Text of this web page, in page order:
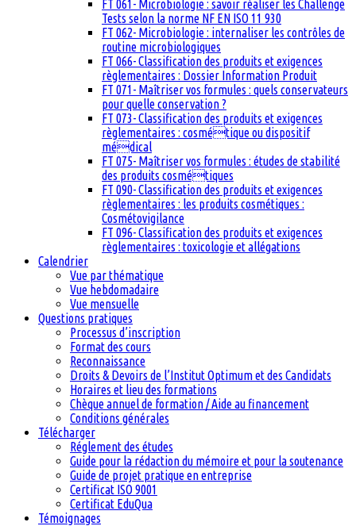
FT 061- Microbiologie : savoir réaliser les Challenge
Tests selon la norme NF EN ISO 11 930
FT 062- Microbiologie : internaliser les contrôles de
routine microbiologiques
FT 066- Classification des produits et exigences
règlementaires : Dossier Information Produit
FT 071- Maîtriser vos formules : quels conservateurs
pour quelle conservation ?
FT 073- Classification des produits et exigences
règlementaires : cosmétique ou dispositif
médical
FT 075- Maîtriser vos formules : études de stabilité
des produits cosmétiques
FT 090- Classification des produits et exigences
règlementaires : les produits cosmétiques :
Cosmétovigilance
FT 096- Classification des produits et exigences
règlementaires : toxicologie et allégations
Calendrier
Vue par thématique
Vue hebdomadaire
Vue mensuelle
Questions pratiques
Processus d’inscription
Format des cours
Reconnaissance
Droits & Devoirs de l’Institut Optimum et des Candidats
Horaires et lieu des formations
Chèque annuel de formation / Aide au financement
Conditions générales
Télécharger
Réglement des études
Guide pour la rédaction du mémoire et pour la soutenance
Guide de projet pratique en entreprise
Certificat ISO 9001
Certificat EduQua
Témoignages